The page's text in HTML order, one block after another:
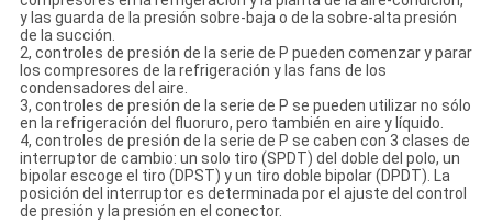
y las guarda de la presión sobre-baja o de la sobre-alta presión
de la succión.
2, controles de presión de la serie de P pueden comenzar y parar
los compresores de la refrigeración y las fans de los
condensadores del aire.
3, controles de presión de la serie de P se pueden utilizar no sólo
en la refrigeración del fluoruro, pero también en aire y líquido.
4, controles de presión de la serie de P se caben con 3 clases de
interruptor de cambio: un solo tiro (SPDT) del doble del polo, un
bipolar escoge el tiro (DPST) y un tiro doble bipolar (DPDT). La
posición del interruptor es determinada por el ajuste del control
de presión y la presión en el conector.